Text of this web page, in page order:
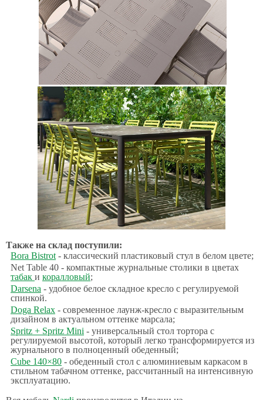
Также на склад поступили:
Bora Bistrot- классический пластиковый стул в белом цвете;
Net Table 40 - компактные журнальные столики в цветах
табак и коралловый;
Darsena - удобное белое складное кресло с регулируемой
спинкой.
Doga Relax - современное лаунж-кресло с выразительным
дизайном в актуальном оттенке марсала;
Spritz + Spritz Mini - универсальный стол тортора с
регулируемой высотой, который легко трансформируется из
журнального в полноценный обеденный;
Cube 140×80 - обеденный стол с алюминиевым каркасом в
стильном табачном оттенке, рассчитанный на интенсивную
эксплуатацию.